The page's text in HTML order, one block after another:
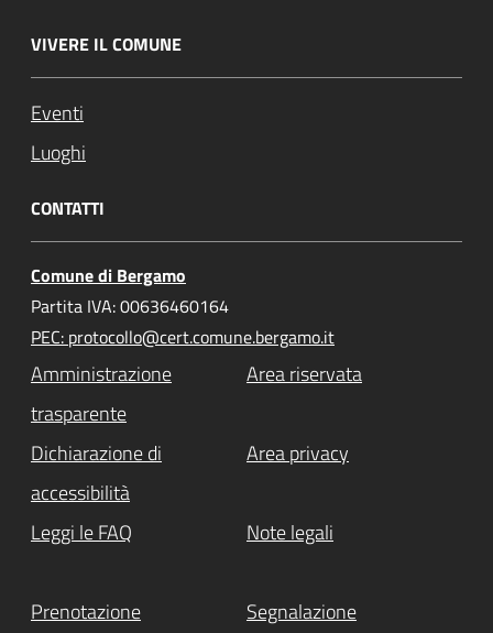
VIVERE IL COMUNE
Eventi
Luoghi
CONTATTI
Comune di Bergamo
Partita IVA: 00636460164
PEC: protocollo@cert.comune.bergamo.it
Amministrazione
trasparente
Area riservata
Dichiarazione di
accessibilità
Area privacy
Leggi le FAQ Note legali
Prenotazione Segnalazione